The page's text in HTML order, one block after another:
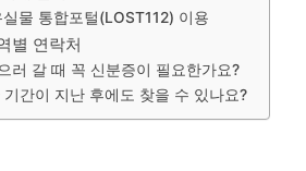
물 통합포털(LOST112) 이용
별 연락처
러 갈 때 꼭 신분증이 필요한가요?
기간이 지난 후에도 찾을 수 있나요?